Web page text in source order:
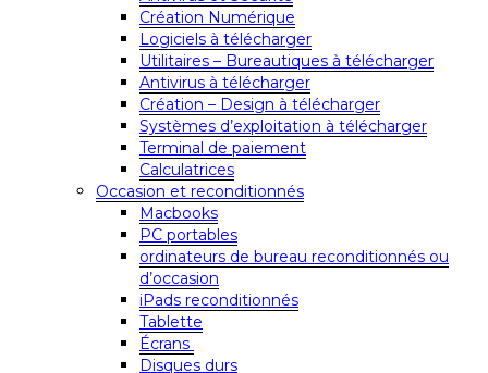
Création Numérique
Logiciels à télécharger
Utilitaires – Bureautiques à télécharger
Antivirus à télécharger
Création – Design à télécharger
Systèmes d’exploitation à télécharger
Terminal de paiement
Calculatrices
Occasion et reconditionnés
Macbooks
PC portables
ordinateurs de bureau reconditionnés ou
d’occasion
iPads reconditionnés
Tablette
Écrans
Disques durs